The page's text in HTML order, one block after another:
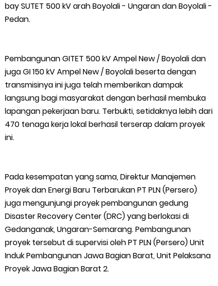
bay SUTET 500 kV arah Boyolali - Ungaran dan Boyolali -
Pedan.
Pembangunan GITET 500 kV Ampel New / Boyolali dan
juga GI 150 kV Ampel New / Boyolali beserta dengan
transmisinya ini juga telah memberikan dampak
langsung bagi masyarakat dengan berhasil membuka
lapangan pekerjaan baru. Terbukti, setidaknya lebih dari
470 tenaga kerja lokal berhasil terserap dalam proyek
ini.
Pada kesempatan yang sama, Direktur Manajemen
Proyek dan Energi Baru Terbarukan PT PLN (Persero)
juga mengunjungi proyek pembangunan gedung
Disaster Recovery Center (DRC) yang berlokasi di
Gedanganak, Ungaran-Semarang. Pembangunan
proyek tersebut di supervisi oleh PT PLN (Persero) Unit
Induk Pembangunan Jawa Bagian Barat, Unit Pelaksana
Proyek Jawa Bagian Barat 2.